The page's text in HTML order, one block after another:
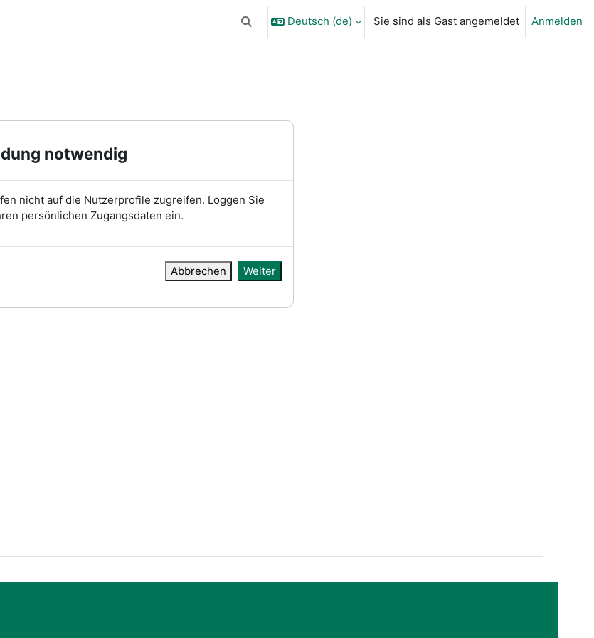
Sucheingabe umschalten
Deutsch ‎(de)‎ Sie sind als Gast angemeldet Anmelden
notwendig
nicht auf die Nutzerprofile zugreifen. Loggen Sie
persönlichen Zugangsdaten ein.
Abbrechen Weiter